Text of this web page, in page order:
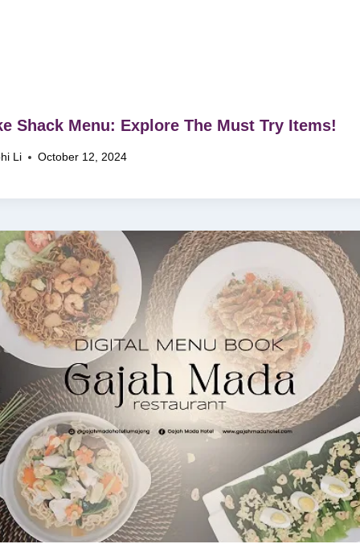
Shack Menu: Explore The Must Try Items!
Li October 12, 2024